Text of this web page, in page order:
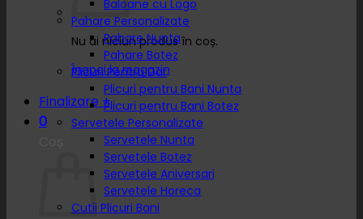
Nu ai niciun produs în coș.
Înapoi la magazin
Finalizare +
0
Baloane cu Logo
Pahare Personalizate
Pahare Nunta
Pahare Botez
Plicuri Pentru Dar
Plicuri pentru Bani Nunta
Plicuri pentru Bani Botez
Servetele Personalizate
Servetele Nunta
Servetele Botez
Servetele Aniversari
Servetele Horeca
Cutii Plicuri Bani